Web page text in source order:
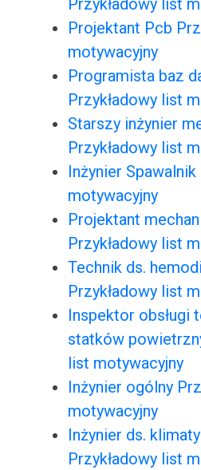
Przykładowy list
Projektant Pcb
motywacyjny
Programista baz
Przykładowy list
Starszy inżynier
Przykładowy list
Inżynier
motywacyjny
Projektant
Przykładowy list
Technik ds.
Przykładowy list
Inspektor obsługi
statków
list motywacyjny
Inżynier ogólny
motywacyjny
Inżynier ds.
Przykładowy list